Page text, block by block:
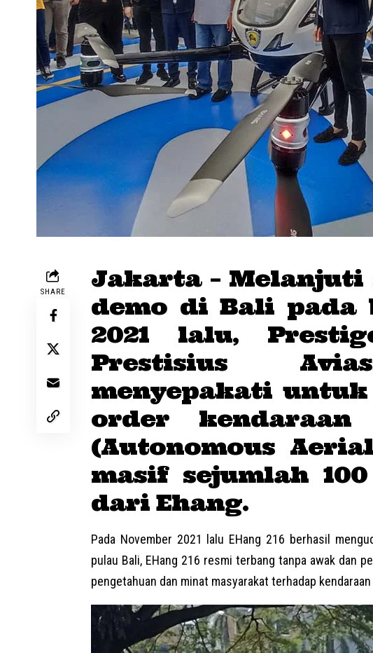
SHARE
Jakarta –
demo di Bali pada
2021 lalu,
Prestisius
menyepakati
order
(Autonomous
masif sejumlah
dari Ehang.
Pada November 2021 lalu EHang 216 berhasil
pulau Bali, EHang 216 resmi terbang tanpa awak dan
pengetahuan dan minat masyarakat terhadap